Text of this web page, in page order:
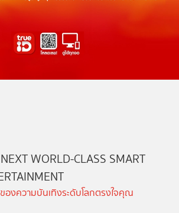
WORLD-CLASS SMART
องความบันเทิงระดับโลกตรงใจคุณ